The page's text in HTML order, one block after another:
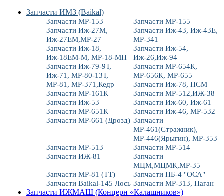
Запчасти ИМЗ (Baikal)
Запчасти МР-153
Запчасти МР-155
Запчасти Иж-27М,
Иж-27ЕМ,МР-27
Запчасти Иж-43, Иж-43Е,
МР-341
Запчасти Иж-18,
Иж-18ЕМ-М, МР-18-МН
Запчасти Иж-54,
Иж-26,Иж-94
Запчасти Иж-79-9Т,
Иж-71, МР-80-13Т,
МР-81, МР-371,Кедр
Запчасти МР-654К,
МР-656К, МР-655
Запчасти Иж-78, ПСМ
Запчасти МР-161К
Запчасти МР-512,ИЖ-38
Запчасти Иж-53
Запчасти Иж-60, Иж-61
Запчасти МР-651К
Запчасти Иж-46, МР-532
Запчасти МР-661 (Дрозд) Запчасти
МР-461(Стражник),
МР-446(Ярыгин), МР-353
Запчасти МР-513
Запчасти МР-514
Запчасти ИЖ-81
Запчасти
МЦМ,МЦМК,МР-35
Запчасти МР-81 (ТТ)
Запчасти ПБ-4 "ОСА"
Запчасти Baikal-145 Лось Запчасти МР-313, Наган
Запчасти ИЖМАШ (Концерн «Калашников»)